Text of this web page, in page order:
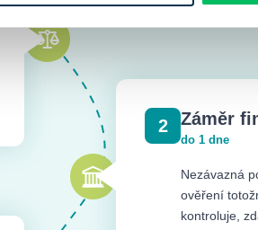
2 Záměr
do 1 dne
Nezávazná
ověření
kontroluje,